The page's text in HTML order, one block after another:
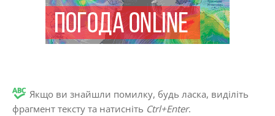
Якщо ви знайшли помилку, будь ласка, виділіть
фрагмент тексту та натисніть Ctrl+Enter.